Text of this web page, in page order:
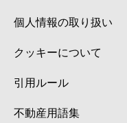
個人情報の取り扱い
クッキーについて
引用ルール
不動産用語集